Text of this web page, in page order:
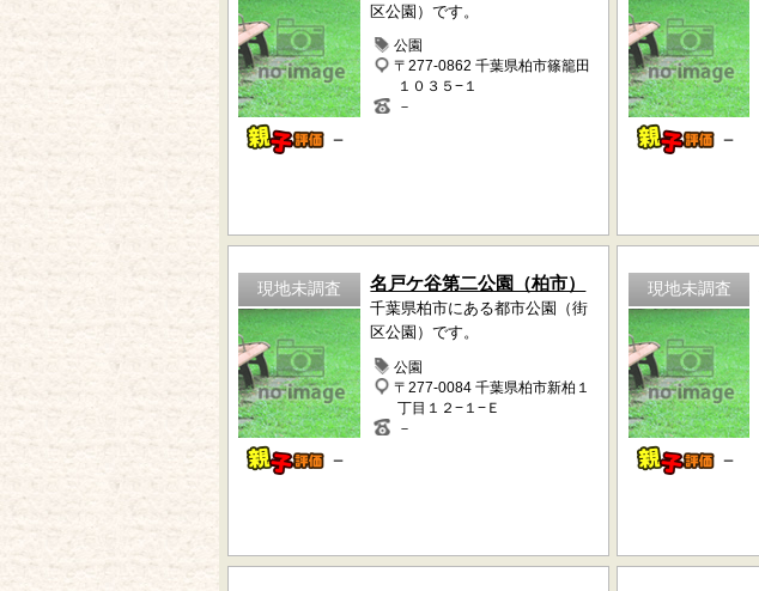
－
区公園）です。
公園
〒277-0862 千葉県柏市篠籠田
１０３５−１
－
－
現地未調査
－
名戸ケ谷第二公園（柏市）
千葉県柏市にある都市公園（街
区公園）です。
公園
〒277-0084 千葉県柏市新柏１
丁目１２−１−Ｅ
－
現地未調査
－